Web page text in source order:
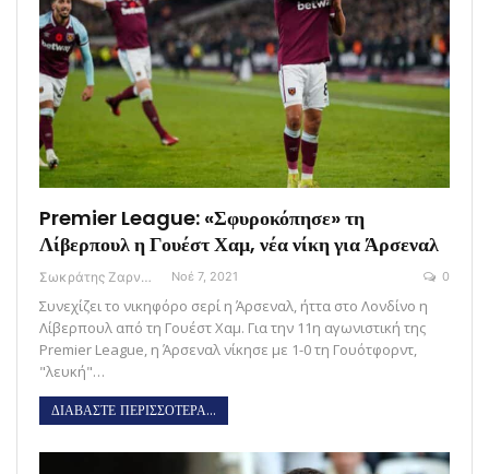
Premier League: «Σφυροκόπησε» τη
Λίβερπουλ η Γουέστ Χαμ, νέα νίκη για Άρσεναλ
Σωκράτης Ζαρναβέλης Νοέ 7, 2021 0
Συνεχίζει το νικηφόρο σερί η Άρσεναλ, ήττα στο Λονδίνο η
Λίβερπουλ από τη Γουέστ Χαμ. Για την 11η αγωνιστική της
Premier League, η Άρσεναλ νίκησε με 1-0 τη Γουότφορντ,
"λευκή"…
ΔΙΑΒΑΣΤΕ ΠΕΡΙΣΣΟΤΕΡΑ...